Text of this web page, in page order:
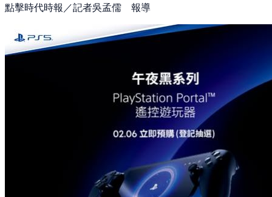
點擊時代時報／記者吳孟儒 報導